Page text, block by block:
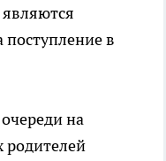
поступление в
на
родителей